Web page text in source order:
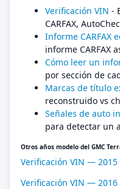
Verificación VIN -
CARFAX,
Informe CARFAX
informe CARFAX
Cómo leer un
por sección de
Marcas de título
reconstruido vs
Señales de auto
para detectar un
Otros años modelo del GMC
Verificación VIN — 2015
Verificación VIN — 2016